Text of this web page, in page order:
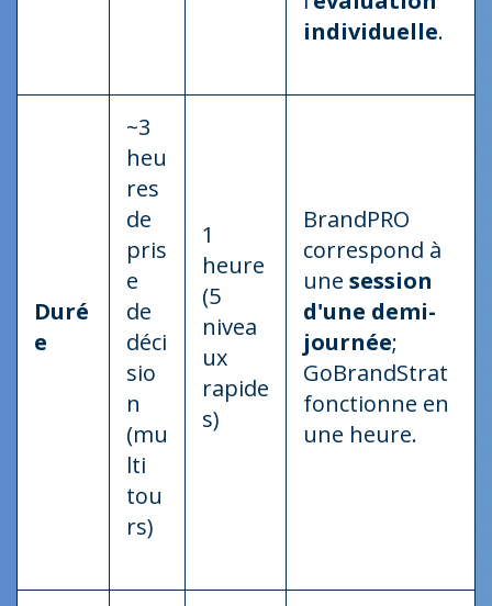
individuelle.
Duré
e
~3
heu
res
de
pris
e
de
déci
sio
n
(mu
lti
tou
rs)
1
heure
(5
nivea
ux
rapide
s)
BrandPRO
correspond à
une session
d'une demi-
journée;
GoBrandStrat
fonctionne en
une heure.